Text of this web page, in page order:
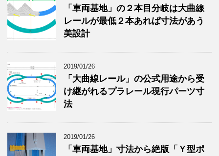
「車両基地」の２本目分岐は大曲線
レールが最低２本あれば寸法があう
美設計
2019/01/26
「大曲線レール」の公式用途から受
け継がれるプラレール現行パーツ寸
法
2019/01/26
「車両基地」寸法から絶版「Ｙ型ポ